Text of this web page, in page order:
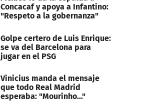
Concacaf y apoya a Infantino:
"Respeto a la gobernanza"
Golpe certero de Luis Enrique:
se va del Barcelona para
jugar en el PSG
Vinicius manda el mensaje
que todo Real Madrid
esperaba: "Mourinho..."